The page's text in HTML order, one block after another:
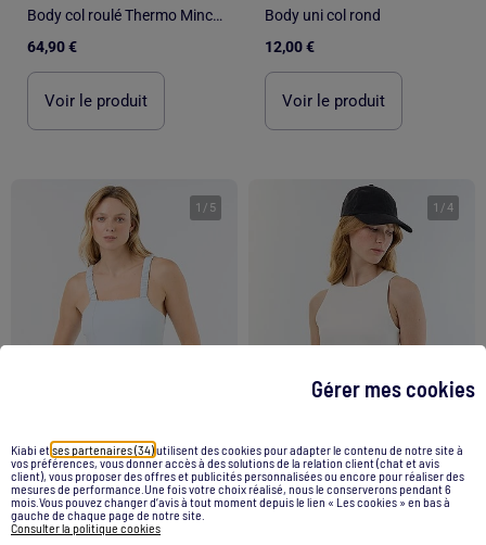
Gérer mes cookies
Kiabi etses partenaires (34)utilisent des cookies pour adapter le contenu de notre site à
vos préférences, vous donner accès à des solutions de la relation client (chat et avis
client), vous proposer des offres et publicités personnalisées ou encore pour réaliser des
mesures de performance.Une fois votre choix réalisé, nous le conserverons pendant 6
mois.Vous pouvez changer d’avis à tout moment depuis le lien « Les cookies » en bas à
gauche de chaque page de notre site.
Consulter la politique cookies
Body col roulé Thermo Minceur
64,90 €
Voir le produit
Body uni col rond
12,00 €
Voir le produit
1 / 5 1 /4